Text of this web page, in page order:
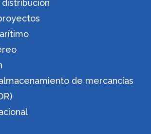
de mercancías